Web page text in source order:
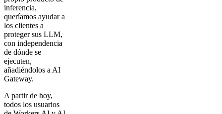
inferencia,
queríamos ayudar a
los clientes a
proteger sus LLM,
con independencia
de dónde se
ejecuten,
añadiéndolos a AI
Gateway.
A partir de hoy,
todos los usuarios